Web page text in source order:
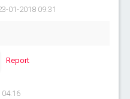
01-2018 09:31
Report
04:16